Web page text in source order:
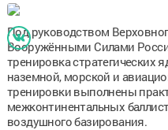
Под руководством
Вооружёнными Силами
тренировка стратегических
наземной, морской и
тренировки выполнены
межконтинентальных
воздушного базирования.